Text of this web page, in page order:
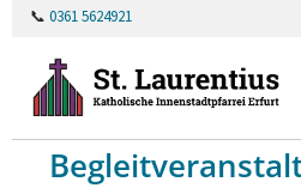
📞 0361 5624921